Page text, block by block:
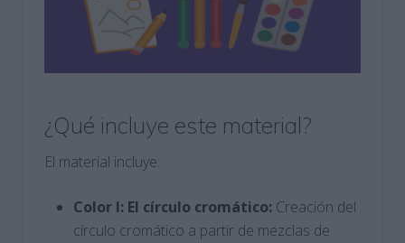
¿Qué incluye este material?
El material incluye:
Color I: El círculo cromático: Creación del
círculo cromático a partir de mezclas de